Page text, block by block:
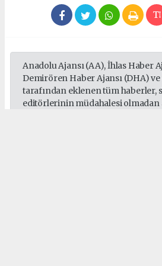
Anadolu Ajansı (AA), İhlas Haber
Demirören Haber Ajansı (DHA)
tarafından eklenen tüm haberler,
editörlerinin müdahalesi olmadan